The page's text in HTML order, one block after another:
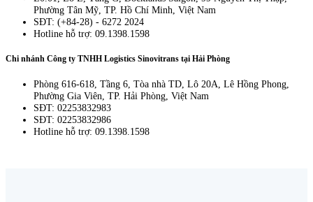
Phường Tân Mỹ, TP. Hồ Chí Minh, Việt Nam
SĐT: (+84-28) - 6272 2024
Hotline hỗ trợ: 09.1398.1598
Chi nhánh Công ty TNHH Logistics Sinovitrans tại Hải Phòng
Phòng 616-618, Tầng 6, Tòa nhà TD, Lô 20A, Lê Hồng Phong,
Phường Gia Viên, TP. Hải Phòng, Việt Nam
SĐT: 02253832983
SĐT: 02253832986
Hotline hỗ trợ: 09.1398.1598